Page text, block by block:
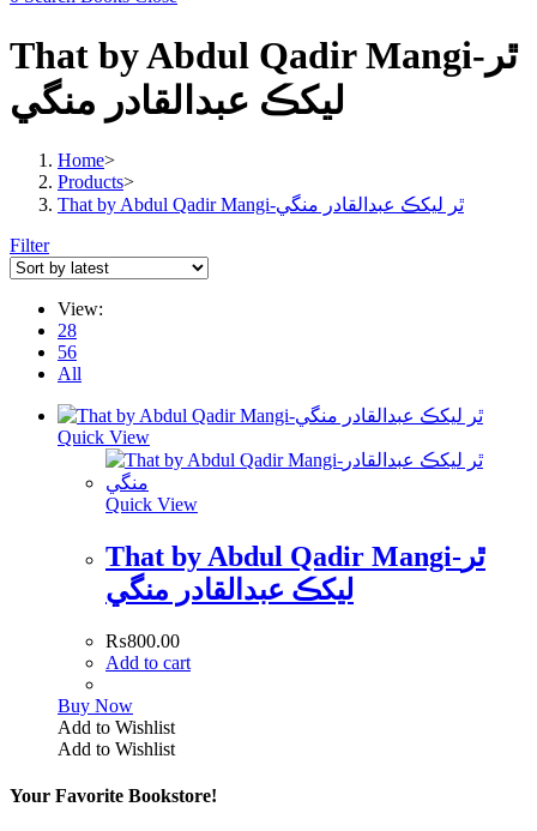
That by Abdul Qadir Mangi-ٿر
ليکڪ عبدالقادر منگي
Home>
Products>
That by Abdul Qadir Mangi-ٿر ليکڪ عبدالقادر منگي
Filter
View:
28
56
All
Quick View
Quick View
That by Abdul Qadir Mangi-ٿر
ليکڪ عبدالقادر منگي
₨800.00
Add to cart
Buy Now
Add to Wishlist
Add to Wishlist
Your Favorite Bookstore!